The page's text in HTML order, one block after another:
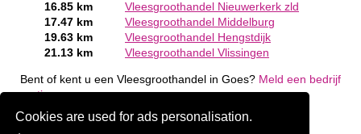
Cookies are used for ads personalisation.
16.85 km
Vleesgroothandel Nieuwerkerk zld
17.47 km
Vleesgroothandel Middelburg
19.63 km
Vleesgroothandel Hengstdijk
21.13 km
Vleesgroothandel Vlissingen
Bent of kent u een Vleesgroothandel in Goes? Meld een bedrijf
gratis aan